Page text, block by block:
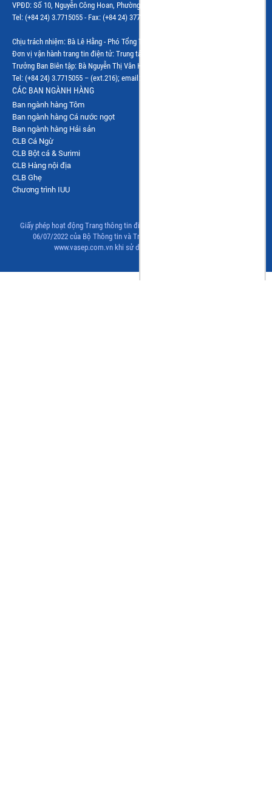
VPĐD: Số 10, Nguyễn Công Hoan, Phường Giảng Võ, Hà Nội
Tel: (+84 24) 3.7715055 - Fax: (+84 24) 37715084 - Email: vasephn@vasep.com.vn
Chịu trách nhiệm: Bà Lê Hằng - Phó Tổng Thư ký Hiệp hội
Đơn vị vận hành trang tin điện tử: Trung tâm VASEP.PRO
Trưởng Ban Biên tập: Bà Nguyễn Thị Vân Hà
Tel: (+84 24) 3.7715055 – (ext.216); email: vanha@vasep.com.vn
CÁC BAN NGÀNH HÀNG
Ban ngành hàng Tôm
Ban ngành hàng Cá nước ngọt
Ban ngành hàng Hải sản
CLB Cá Ngừ
CLB Bột cá & Surimi
CLB Hàng nội địa
CLB Ghẹ
Chương trình IUU
Giấy phép hoạt động Trang thông tin điện tử tổng hợp số 83/GP-TTĐT, ngày
06/07/2022 của Bộ Thông tin và Truyền thông. Đề nghị ghi rõ nguồn
www.vasep.com.vn khi sử dụng thông tin từ trang này.